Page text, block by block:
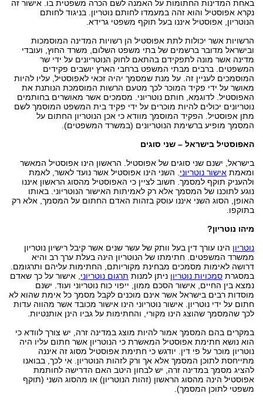
באחת המדינות החתומות על האמנה לשם הכרה משפטית בו. אישור זה
נקרא אפוסטיל והוא זהה במעמדו לחותם נוטריון. בניגוד לחותם
הנוטריון, אפוסטיל איננו בעל תוקף משפטי גרידא.
הרשויות אשר יכולות לתת אפוסטיל הן רשויות המדינה המוסמכות
ובישראל מדובר ברשמים של בתי משפט השלום, משרד החוץ, ועובדי
מדינה אשר מונה לתפקידם בהתאם לחוק הנוטריונים על ידי שר
המשפטים. ברבים מבתי המשפט ברחבי הארץ יושבים פקידים
המוסמכים לעניין זה. על מנת שמסמך יהיה זכאי לאפוסטיל, עליו להיות
מאושר על ידי פקיד המוכר לכך מטעם הרשות המוסמכת הנותנת את
האפוסטיל. לדוגמא, חותם נוטריוני. מסמכים אשר מאושרים בחותמים
נוטריונים יכולים להיות מוכרים על ידי פקיד בית המשפט המוסמך לשם
מתן אפוסטיל. הפקיד המוסמך מוודא כי אכן הנוטריון החתום על
המסמך מופיע ברשימת הנוטריונים (במשרד המשפטים).
האפוסטיל בישראל – שני סוגים
בישראל, ישנם שני סוגים של אפוסטיל. הראשון הינו אפוסטיל המאשר
ומאמת אישור נוטריוני . השני הינו אפוסטיל אשר נועד לאשר, לאמת
ולהעניק תוקף למסמך. חשוב לציין כי האפוסטיל מהסוג הראשון איננו
נוגע לתוכנו של המסמך אלא רק לאמיתות האישור הנוטריוני. באותו
האופן, הסוג השני איננו עוסק בזהות האדם החתום על המסמך, אלא רק
בתוקפו.
מיהו נוטריון?
נוטריון הינו עורך דין בעל וותק של עשר שנים אשר קיבל רישיון נוטריון
ממשרד המשפטים. חתימתו של הנוטריון הינה בעלת ערך רב והיא
דרושה לאימות מסמכים מבחינת מקוריותם, החתימות עליהם ותרגומם.
במסגרת סמכויות נוטריון ניתן למנות תרגום נוטריוני , אישור על כך שאדם
נמצא בין החיים, אישור הסכם ממון, ייפוי כוח נוטריוני ועוד. ישנם
מוסדות רבים בישראל אשר אינם מוכנים לקבל מסמך כל אימת שהוא לא
חתום על ידי נוטריון. אישור נוטריוני הינו אישור מכובד אשר מהווה עדות
לכך שהמסמך שהוצג הינו מקורי, והחתימות על גביו הינן אותנטיות.
במקרים בהם המסמך אמור להיות מוצג במדינה זרה, יש צורך לוודא כי
הוא נושא חתימת אפוסטיל המאשרת כי הנוטריון אשר חתום עליו היה
נוטריון מוכר על פי דין. יודגש כי חתימת אפוסטיל מסוג זה איננה
מתייחסת לתוכן המסמך אלא אך ורק לזהות הנוטריון. אי לכך, בבואנו
להציג מסמך במדינה זרה, יש לבחון היטב האם הדרישה לחותמת
אפוסטיל הינה מהסוג הראשון (זהות הנוטריון) או מהסוג השני (תוקף
משפטי לתוכן המסמך).